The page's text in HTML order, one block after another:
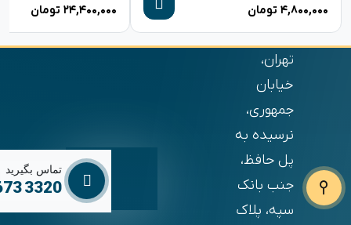
۴,۸۰۰,۰۰۰ تومان ۲۴,۴۰۰,۰۰۰ تومان
تهران،
خیابان
جمهوری،
نرسیده به
پل حافظ،
جنب بانک
سپه، پلاک
تماس بگیرید
3320